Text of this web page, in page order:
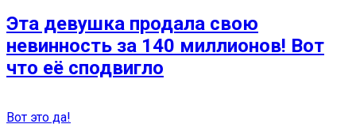
Эта девушка продала свою
невинность за 140 миллионов! Вот
что её сподвигло
Вот это да!